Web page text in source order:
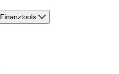
Finanztools